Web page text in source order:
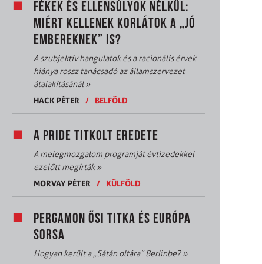
FÉKEK ÉS ELLENSÚLYOK NÉLKÜL:
MIÉRT KELLENEK KORLÁTOK A „JÓ
EMBEREKNEK” IS?
A szubjektív hangulatok és a racionális érvek
hiánya rossz tanácsadó az államszervezet
átalakításánál»
HACK PÉTER
/ BELFÖLD
A PRIDE TITKOLT EREDETE
A melegmozgalom programját évtizedekkel
ezelőtt megírták»
MORVAY PÉTER
/ KÜLFÖLD
PERGAMON ŐSI TITKA ÉS EURÓPA
SORSA
Hogyan került a „Sátán oltára” Berlinbe?»